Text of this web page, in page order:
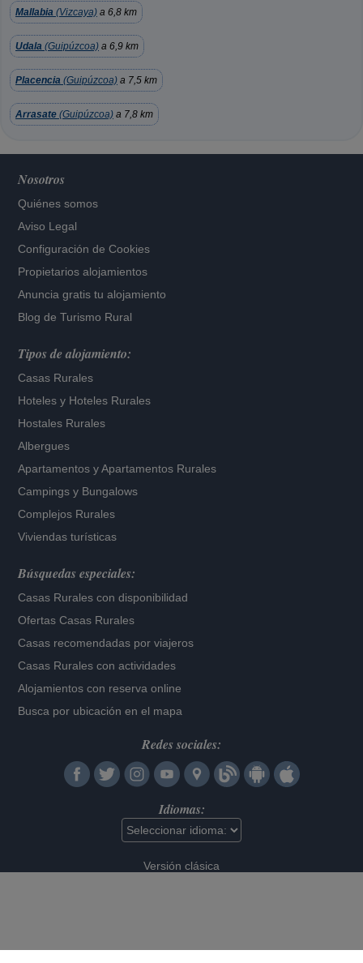
Mallabia (Vizcaya) a 6,8 km
Udala (Guipúzcoa) a 6,9 km
Placencia (Guipúzcoa) a 7,5 km
Arrasate (Guipúzcoa) a 7,8 km
Nosotros
Quiénes somos
Aviso Legal
Configuración de Cookies
Propietarios alojamientos
Anuncia gratis tu alojamiento
Blog de Turismo Rural
Tipos de alojamiento:
Casas Rurales
Hoteles y Hoteles Rurales
Hostales Rurales
Albergues
Apartamentos yApartamentos Rurales
Campings y Bungalows
Complejos Rurales
Viviendas turísticas
Búsquedas especiales:
Casas Rurales con disponibilidad
Ofertas Casas Rurales
Casas recomendadas por viajeros
Casas Rurales con actividades
Alojamientos con reserva online
Busca por ubicación en el mapa
Redes sociales:
Idiomas:
Versión clásica